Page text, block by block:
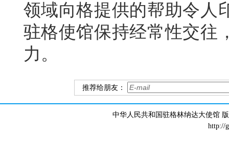
领域向格提供的帮助令人
驻格使馆保持经常性交往
力。
推荐给朋友：
中华人民共和国驻格林纳达大使馆
http://